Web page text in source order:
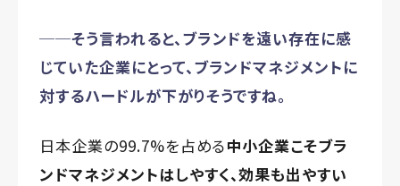
──そう言われると、ブランドを遠い存在に感
じていた企業にとって、ブランドマネジメントに
対するハードルが下がりそうですね。
日本企業の99.7%を占める中小企業こそブラ
ンドマネジメントはしやすく、効果も出やすい